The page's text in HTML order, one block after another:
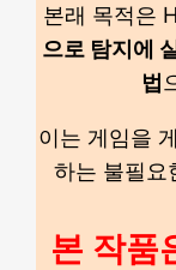
본래 목적은
으로 탐지에
법
이는 게임을
하는 불필요
본 작품